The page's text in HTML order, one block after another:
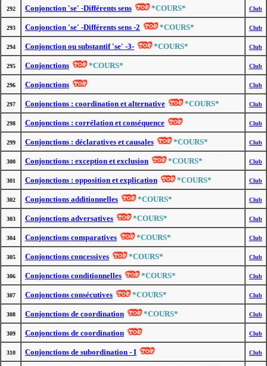
292 Conjonction 'se' -Différents sens *COURS* Club
293 Conjonction 'se' -Différents sens -2 *COURS* Club
294 Conjonction ou substantif 'se' -3- *COURS* Club
295 Conjonctions *COURS* Club
296 Conjonctions Club
297 Conjonctions : coordination et alternative *COURS* Club
298 Conjonctions : corrélation et conséquence Club
299 Conjonctions : déclaratives et causales *COURS* Club
300 Conjonctions : exception et exclusion *COURS* Club
301 Conjonctions : opposition et explication *COURS* Club
302 Conjonctions additionnelles *COURS* Club
303 Conjonctions adversatives *COURS* Club
304 Conjonctions comparatives *COURS* Club
305 Conjonctions concessives *COURS* Club
306 Conjonctions conditionnelles *COURS* Club
307 Conjonctions consécutives *COURS* Club
308 Conjonctions de coordination *COURS* Club
309 Conjonctions de coordination Club
310 Conjonctions de subordination - I Club